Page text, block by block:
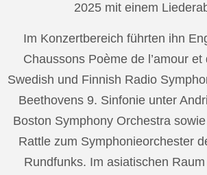
2025 mit einem
Im Konzertbereich führten ihn
Chaussons Poème de l’amour
Swedish und Finnish Radio
Beethovens 9. Sinfonie unter
Boston Symphony Orchestra
Rattle zum Symphonieorchester
Rundfunks. Im asiatischen